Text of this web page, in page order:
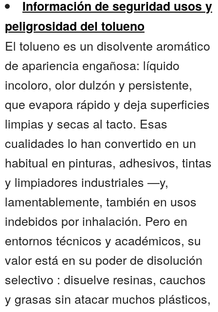
Información de seguridad usos y
peligrosidad del tolueno
El tolueno es un disolvente aromático
de apariencia engañosa: líquido
incoloro, olor dulzón y persistente,
que evapora rápido y deja superficies
limpias y secas al tacto. Esas
cualidades lo han convertido en un
habitual en pinturas, adhesivos, tintas
y limpiadores industriales —y,
lamentablemente, también en usos
indebidos por inhalación. Pero en
entornos técnicos y académicos, su
valor está en su poder de disolución
selectivo : disuelve resinas, cauchos
y grasas sin atacar muchos plásticos,